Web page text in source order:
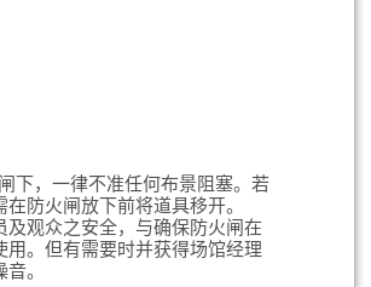
下，一律不准任何布景阻塞。若
防火闸放下前将道具移开。
及观众之安全，与确保防火闸在
。但有需要时并获得场馆经理
。